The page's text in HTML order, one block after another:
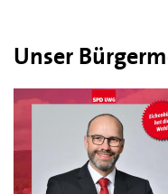
Unser